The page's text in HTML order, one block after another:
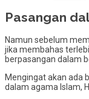
Pasangan
Namun sebelum
jika membahas
berpasangan dalam
Mengingat akan ada
dalam agama Islam,